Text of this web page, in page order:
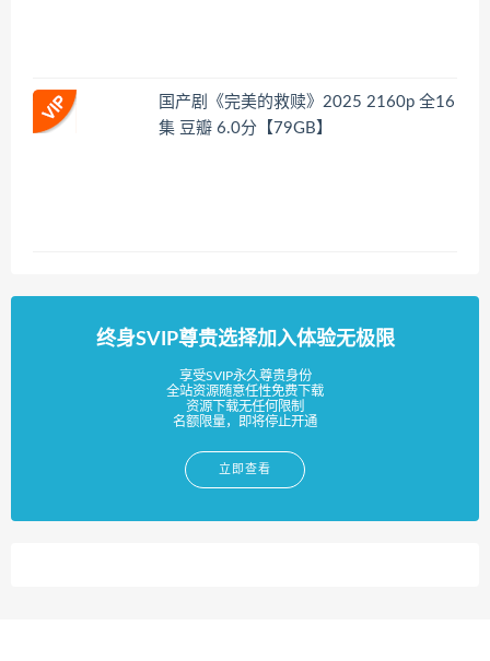
国产剧《完美的救赎》2025 2160p 全16
集 豆瓣 6.0分【79GB】
终身SVIP尊贵选择加入体验无极限
享受SVIP永久尊贵身份
全站资源随意任性免费下载
资源下载无任何限制
名额限量，即将停止开通
立即查看